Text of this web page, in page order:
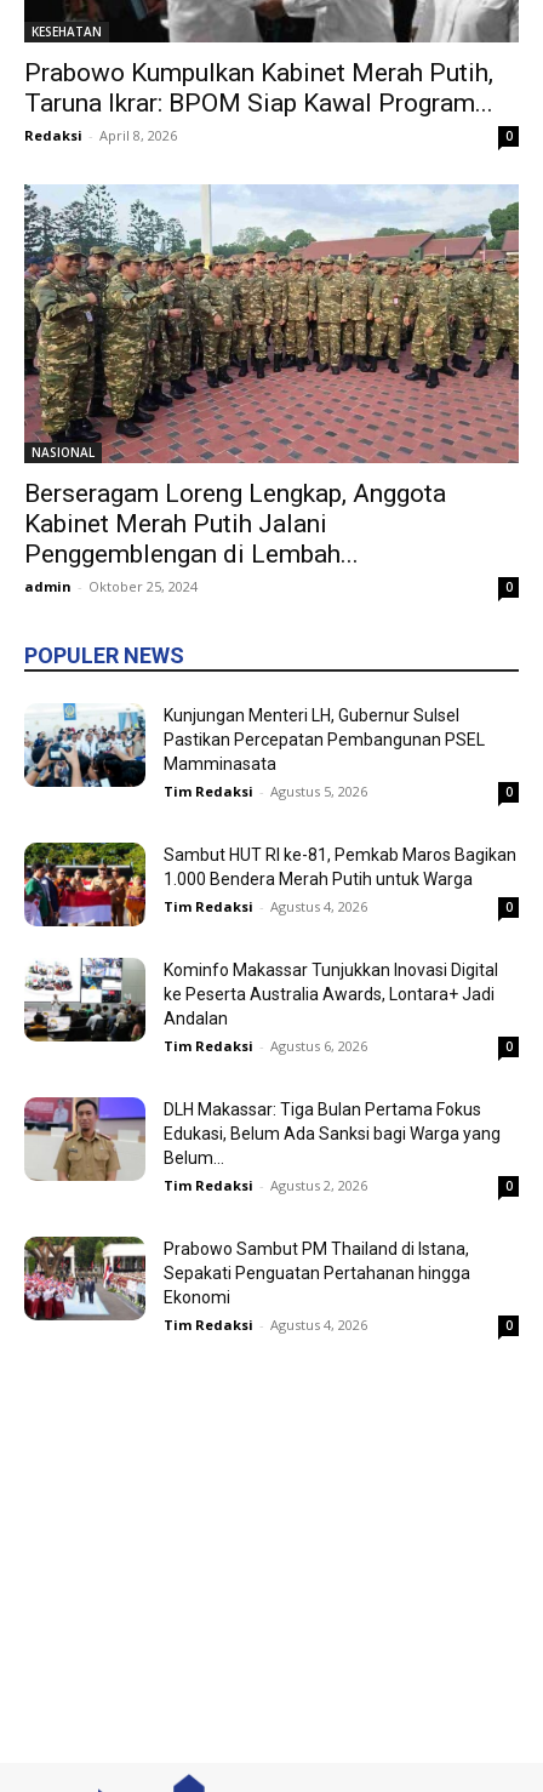
KESEHATAN
Prabowo Kumpulkan Kabinet Merah Putih,
Taruna Ikrar: BPOM Siap Kawal Program...
Redaksi - April 8, 2026 0
NASIONAL
Berseragam Loreng Lengkap, Anggota
Kabinet Merah Putih Jalani
Penggemblengan di Lembah...
admin - Oktober 25, 2024 0
POPULER NEWS
Kunjungan Menteri LH, Gubernur Sulsel
Pastikan Percepatan Pembangunan PSEL
Mamminasata
Tim Redaksi - Agustus 5, 2026 0
Sambut HUT RI ke-81, Pemkab Maros Bagikan
1.000 Bendera Merah Putih untuk Warga
Tim Redaksi - Agustus 4, 2026 0
Kominfo Makassar Tunjukkan Inovasi Digital
ke Peserta Australia Awards, Lontara+ Jadi
Andalan
Tim Redaksi - Agustus 6, 2026 0
DLH Makassar: Tiga Bulan Pertama Fokus
Edukasi, Belum Ada Sanksi bagi Warga yang
Belum...
Tim Redaksi - Agustus 2, 2026 0
Prabowo Sambut PM Thailand di Istana,
Sepakati Penguatan Pertahanan hingga
Ekonomi
Tim Redaksi - Agustus 4, 2026 0